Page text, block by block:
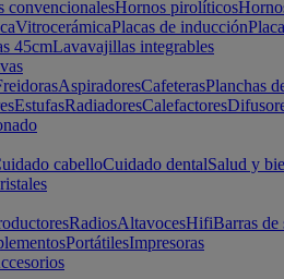
convencionalesHornos pirolíticos
VitrocerámicaPlacas de inducción
45cmLavavajillas integrables
AspiradoresCafeterasPlanchas
EstufasRadiadoresCalefactores
cabelloCuidado dentalSalud y
RadiosAltavocesHifiBarras de
PortátilesImpresoras